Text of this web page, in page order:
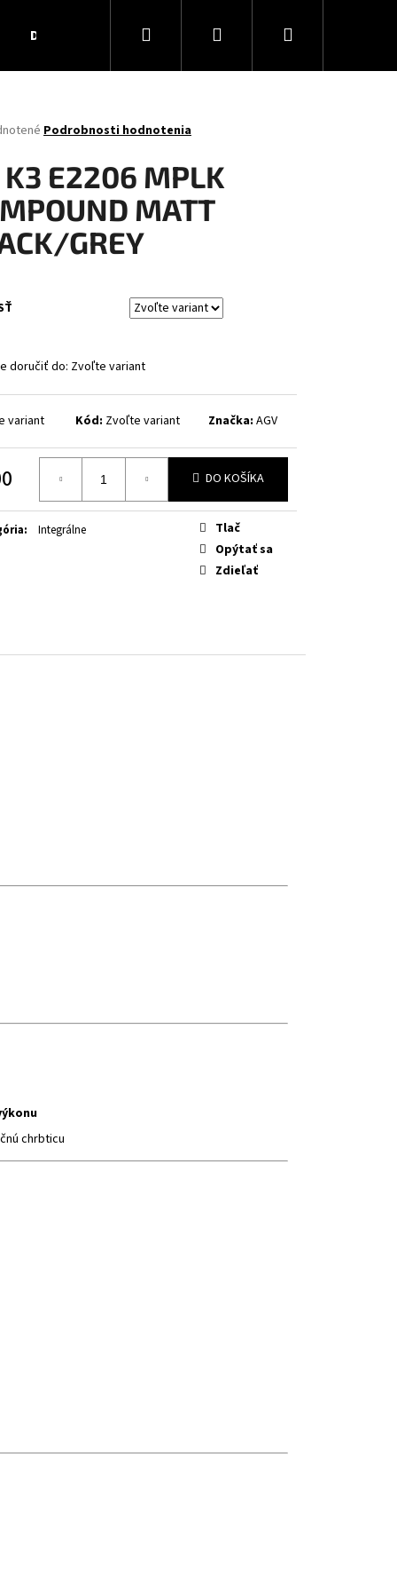
Darčekové poukážky Obchodné podmienky
Hľadať PrihlásenieNákupný
Podrobnosti hodnotenia
K3 E2206 MPLK
MATT
GREY
doručiť do: Zvoľte variant
variant Kód: Zvoľte variant Značka: AGV
DO KOŠÍKA
: Integrálne
Tlač
Opýtať sa
Zdieľať
chrbticu
MATT
FLUO